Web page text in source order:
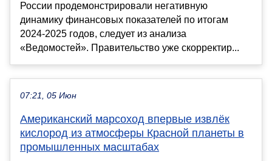
России продемонстрировали негативную
динамику финансовых показателей по итогам
2024-2025 годов, следует из анализа
«Ведомостей». Правительство уже скорректир...
07:21, 05 Июн
Американский марсоход впервые извлёк
кислород из атмосферы Красной планеты в
промышленных масштабах